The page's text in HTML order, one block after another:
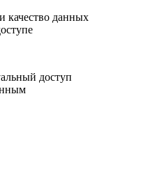
качество данных
доступ